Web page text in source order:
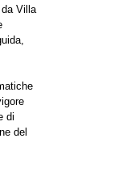
Villa
di
del